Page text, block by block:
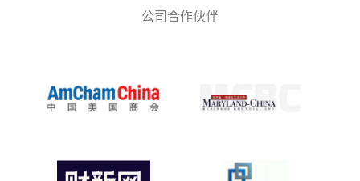
公司合作伙伴